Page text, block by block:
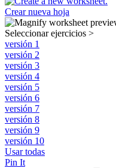
Crear nueva hoja
Seleccionar ejercicios >
versión 1
versión 2
versión 3
versión 4
versión 5
versión 6
versión 7
versión 8
versión 9
versión 10
Usar todas
Pin It